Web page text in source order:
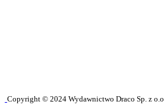
Copyright © 2024 Wydawnictwo Draco Sp. z o.o.